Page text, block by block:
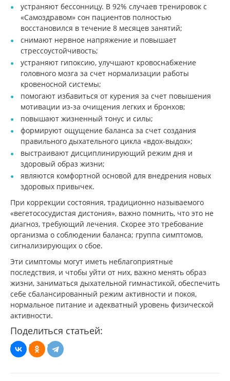
устраняют бессонницу. В 92% случаев тренировок с
«Самоздравом» сон пациентов полностью
восстановился в течение 8 месяцев занятий;
снимают нервное напряжение и повышает
стрессоустойчивость;
устраняют гипоксию, улучшают кровоснабжение
головного мозга за счет нормализации работы
кровеносной системы;
помогают избавиться от курения за счет повышения
мотивации из-за очищения легких и бронхов;
повышают жизненный тонус и силы;
формируют ощущение баланса за счет создания
правильного дыхательного цикла «вдох-выдох»;
выстраивают дисциплинирующий режим дня и
здоровый образ жизни;
являются комфортной основой для внедрения новых
здоровых привычек.
При коррекции состояния, традиционно называемого
«вегетососудистая дистония», важно помнить, что это не
диагноз, требующий лечения. Скорее это требование
организма о соблюдении баланса; группа симптомов,
сигнализирующих о сбое.
Эти симптомы могут иметь неблагоприятные
последствия, и чтобы уйти от них, важно менять образ
жизни, заниматься дыхательной гимнастикой, обеспечить
себе сбалансированный режим активности и покоя,
нормальное питание и адекватный уровень физической
активности.
Поделиться статьей: